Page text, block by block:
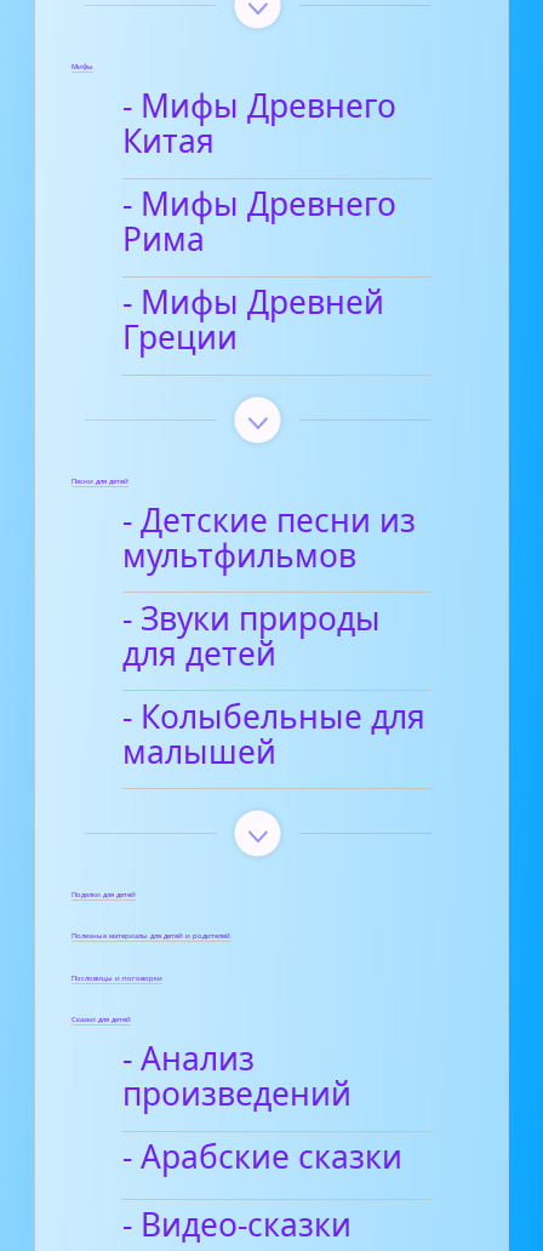
Мифы
- Мифы Древнего
Китая
- Мифы Древнего
Рима
- Мифы Древней
Греции
Песни для детей
- Детские песни из
мультфильмов
- Звуки природы
для детей
- Колыбельные для
малышей
Поделки для детей
Полезные материалы для детей и родителей
Пословицы и поговорки
Сказки для детей
- Анализ
произведений
- Арабские сказки
- Видео-сказки